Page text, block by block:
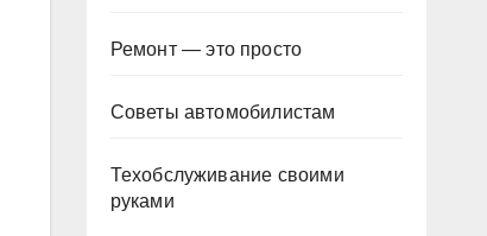
Ремонт — это просто
Советы автомобилистам
Техобслуживание своими
руками